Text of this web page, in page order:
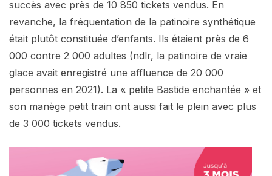
succès avec près de 10 850 tickets vendus. En
revanche, la fréquentation de la patinoire synthétique
était plutôt constituée d’enfants. Ils étaient près de 6
000 contre 2 000 adultes (ndlr, la patinoire de vraie
glace avait enregistré une affluence de 20 000
personnes en 2021). La « petite Bastide enchantée » et
son manège petit train ont aussi fait le plein avec plus
de 3 000 tickets vendus.